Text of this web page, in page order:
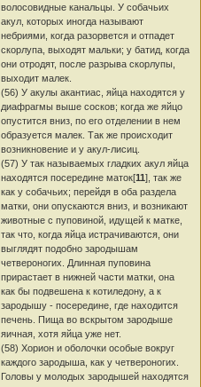
волосовидные канальцы. У собачьих
акул, которых иногда называют
небриями, когда разорвется и отпадет
скорлупа, выходят мальки; у батид, когда
они отродят, после разрыва скорлупы,
выходит малек.
(56) У акулы акантиас, яйца находятся у
диафрагмы выше сосков; когда же яйцо
опустится вниз, по его отделении в нем
образуется малек. Так же происходит
возникновение и у акул-лисиц.
(57) У так называемых гладких акул яйца
находятся посередине маток[11], так же
как у собачьих; перейдя в оба раздела
матки, они опускаются вниз, и возникают
животные с пуповиной, идущей к матке,
так что, когда яйца истрачиваются, они
выглядят подобно зародышам
четвероногих. Длинная пуповина
прирастает в нижней части матки, она
как бы подвешена к котиледону, а к
зародышу - посередине, где находится
печень. Пища во вскрытом зародыше
яичная, хотя яйца уже нет.
(58) Хорион и оболочки особые вокруг
каждого зародыша, как у четвероногих.
Головы у молодых зародышей находятся